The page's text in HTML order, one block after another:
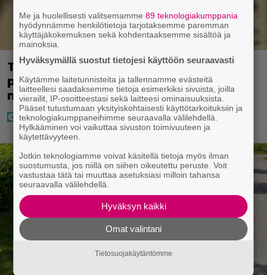
Tältä näyttää Vappu Pimiän
perhelomalla Portugalissa – ”Kaunis
mekko”
Me ja huolellisesti valitsemamme89 teknologiakumppania
hyödynnämme henkilötietoja tarjotaksemme paremman
käyttäjäkokemuksen sekä kohdentaaksemme sisältöä ja
mainoksia.
Hyväksymällä suostut tietojesi käyttöön seuraavasti
Käytämme laitetunnisteita ja tallennamme evästeitä
laitteellesi saadaksemme tietoja esimerkiksi sivuista, joilla
vierailit, IP-osoitteestasi sekä laitteesi ominaisuuksista.
Pääset tutustumaan yksityiskohtaisesti käyttötarkoituksiin ja
teknologiakumppaneihimme seuraavalla välilehdellä.
Hylkääminen voi vaikuttaa sivuston toimivuuteen ja
käytettävyyteen.
Jotkin teknologiamme voivat käsitellä tietoja myös ilman
suostumusta, jos niillä on siihen oikeutettu peruste. Voit
vastustaa tätä tai muuttaa asetuksiasi milloin tahansa
seuraavalla välilehdellä.
Hyväksyn kaikki
Omat valintani
Tietosuojakäytäntömme